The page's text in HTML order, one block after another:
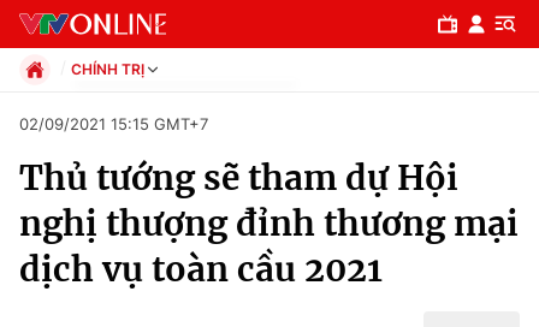
Chuyên mục
Chính trị
CHÍNH TRỊ
Xã hội
Pháp luật
Thể thao
Truyền hình
Văn hóa - Giải trí
02/09/2021 15:15 GMT+7
Thủ tướng sẽ tham dự Hội
nghị thượng đỉnh thương mại
dịch vụ toàn cầu 2021